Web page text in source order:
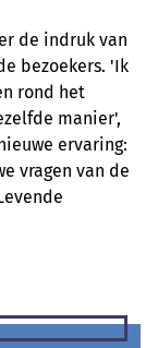
de indruk van
bezoekers. 'Ik
rond het
manier',
ervaring:
vragen van de